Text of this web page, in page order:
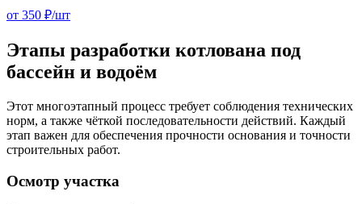
от 350 ₽/шт
Этапы разработки котлована под
бассейн и водоём
Этот многоэтапный процесс требует соблюдения технических
норм, а также чёткой последовательности действий. Каждый
этап важен для обеспечения прочности основания и точности
строительных работ.
Осмотр участка